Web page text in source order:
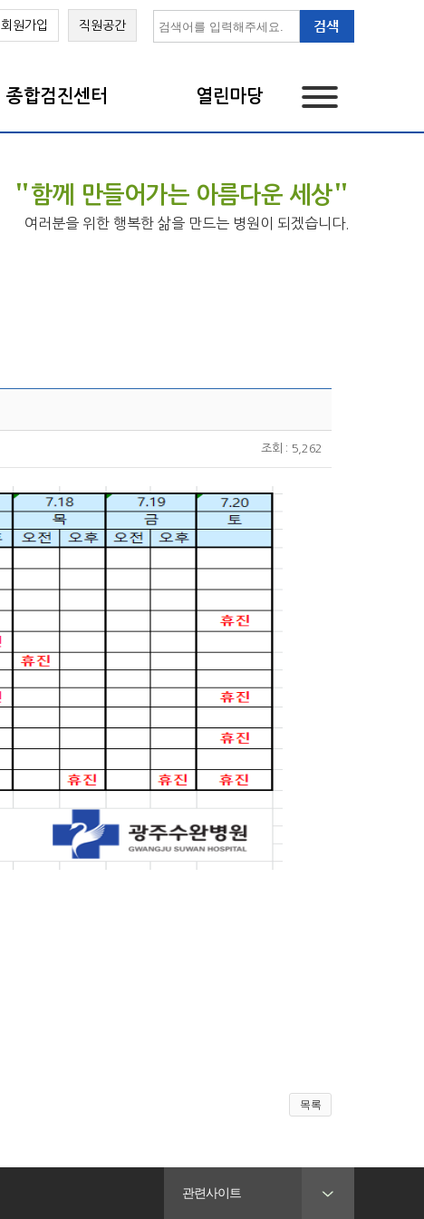
회원가입 직원공간
종합검진센터 열린마당
"함께 만들어가는 아름다운 세상"
여러분을 위한 행복한 삶을 만드는 병원이 되겠습니다.
조회 : 5,262
목록
관련사이트